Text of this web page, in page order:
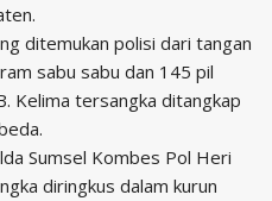
ditemukan polisi dari tangan
sabu sabu dan 145 pil
Kelima tersangka ditangkap
Sumsel Kombes Pol Heri
diringkus dalam kurun